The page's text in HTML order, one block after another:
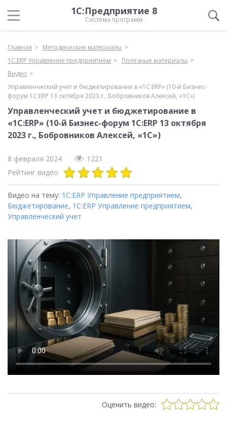
1С:Предприятие 8
Система программ
Главная
Методические материалы
1С:ERP Управление предприятием
Полезные материалы
Видео
Управленческий учет и бюджетирование в «1С:ERP» (10-й Бизнес-
форум 1С:ERP 13 октября 2023 г., Бобровников Алексей, «1С»)
Управленческий учет и бюджетирование в
«1С:ERP» (10-й Бизнес-форум 1С:ERP 13 октября
2023 г., Бобровников Алексей, «1С»)
8 февраля 2024
1221
Рейтинг видео
Видео на тему: 1С:ERP Управление предприятием,
Бюджетирование, 1С:ERP Управление предприятием,
Управленческий учет
Оценить видео: